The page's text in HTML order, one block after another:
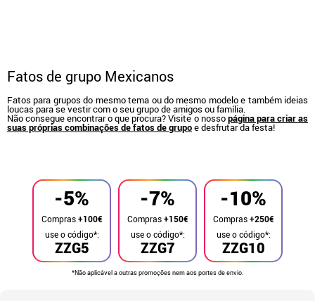
Fatos de grupo Mexicanos
Fatos para grupos do mesmo tema ou do mesmo modelo e também ideias
loucas para se vestir com o seu grupo de amigos ou família.
Não consegue encontrar o que procura? Visite o nossopágina para criar as
suas próprias combinações de fatos de grupoe desfrutar da festa!
-5%
Compras+100€
ZZG5
use o código*:
-7%
Compras+150€
ZZG7
use o código*:
-10%
Compras+250€
ZZG10
use o código*:
*Não aplicável a outras promoções nem aos portes de envio.